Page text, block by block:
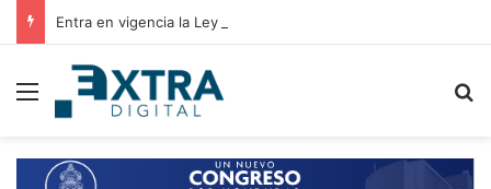
Menu